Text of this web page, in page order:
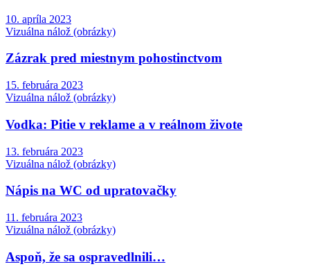
10. apríla 2023
Vizuálna nálož (obrázky)
Zázrak pred miestnym pohostinctvom
15. februára 2023
Vizuálna nálož (obrázky)
Vodka: Pitie v reklame a v reálnom živote
13. februára 2023
Vizuálna nálož (obrázky)
Nápis na WC od upratovačky
11. februára 2023
Vizuálna nálož (obrázky)
Aspoň, že sa ospravedlnili…